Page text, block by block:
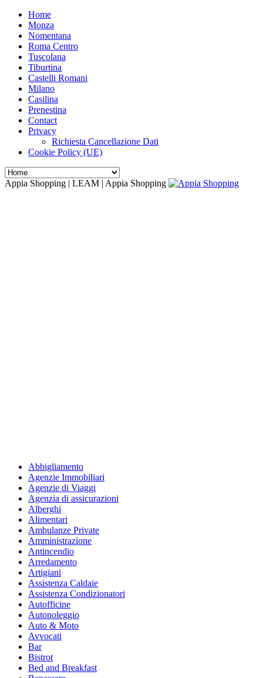
Home
Monza
Nomentana
Roma Centro
Tuscolana
Tiburtina
Castelli Romani
Milano
Casilina
Prenestina
Contact
Privacy
Richiesta Cancellazione Dati
Cookie Policy (UE)
Appia Shopping | LEAM | Appia Shopping
Abbigliamento
Agenzie Immobiliari
Agenzie di Viaggi
Agenzia di assicurazioni
Alberghi
Alimentari
Ambulanze Private
Amministrazione
Antincendio
Arredamento
Artigiani
Assistenza Caldaie
Assistenza Condizionatori
Autofficine
Autonoleggio
Auto & Moto
Avvocati
Bar
Bistrot
Bed and Breakfast